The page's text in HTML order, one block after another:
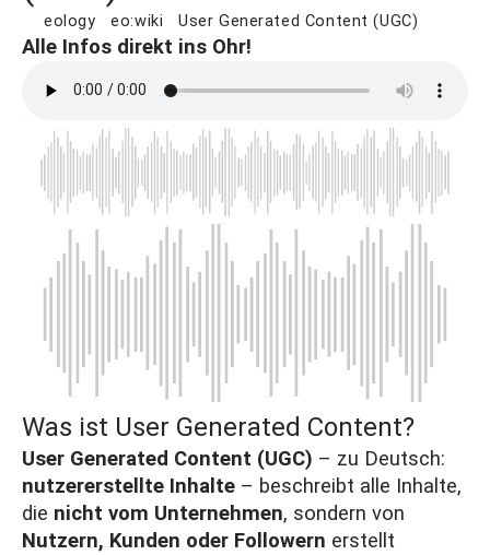
eology eo:wiki User Generated Content (UGC)
Alle Infos direkt ins Ohr!
Was ist User Generated Content?
User Generated Content (UGC) – zu Deutsch:
nutzererstellte Inhalte – beschreibt alle Inhalte,
die nicht vom Unternehmen, sondern von
Nutzern, Kunden oder Followern erstellt